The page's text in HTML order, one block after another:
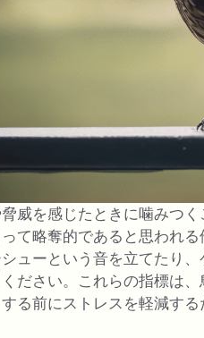
威を感じたときに噛みつ
て略奪的であると思われ
ューという音を立てたり
ださい。これらの指標は
る前にストレスを軽減す